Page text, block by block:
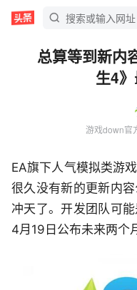
总算等到新内
生4
游戏down官
EA旗下人气模拟类游
很久没有新的更新内
冲天了。开发团队可
4月19日公布未来两个